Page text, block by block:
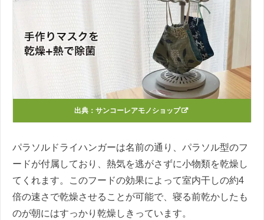
出典：サンコーレアモノショップ
パラソルドライハンガーは名前の通り、パラソル型のフ
ードが付属しており、熱気を逃がさずに小物類を乾燥し
てくれます。このフードの効果によって室内干しの約4
倍の速さで乾燥させることが可能で、寝る前乾かしたも
のが朝にはすっかり乾燥しきっています。